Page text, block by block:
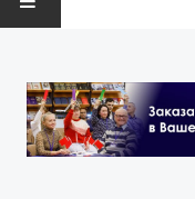
О ФОНДЕ
Информация